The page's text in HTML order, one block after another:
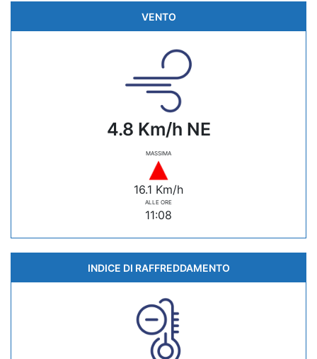
VENTO
4.8 Km/h NE
MASSIMA
16.1 Km/h
ALLE ORE
11:08
INDICE DI RAFFREDDAMENTO